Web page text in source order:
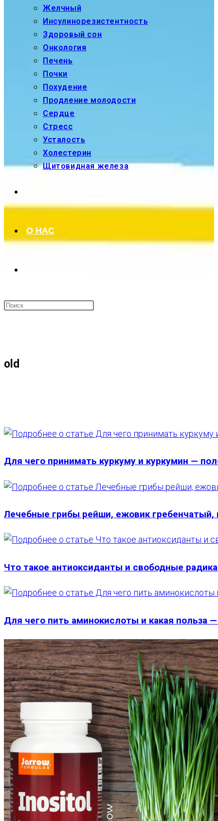
Желчный
Инсулинорезистентность
Здоровый сон
Онкология
Печень
Почки
Похудение
Продление молодости
Сердце
Стресс
Усталость
Холестерин
Щитовидная железа
О НАС
ПОИСК
old
Для чего принимать куркуму и куркумин —
Лечебные грибы рейши, ежовик гребенчатый,
Что такое антиоксиданты и свободные
Для чего пить аминокислоты и какая польза